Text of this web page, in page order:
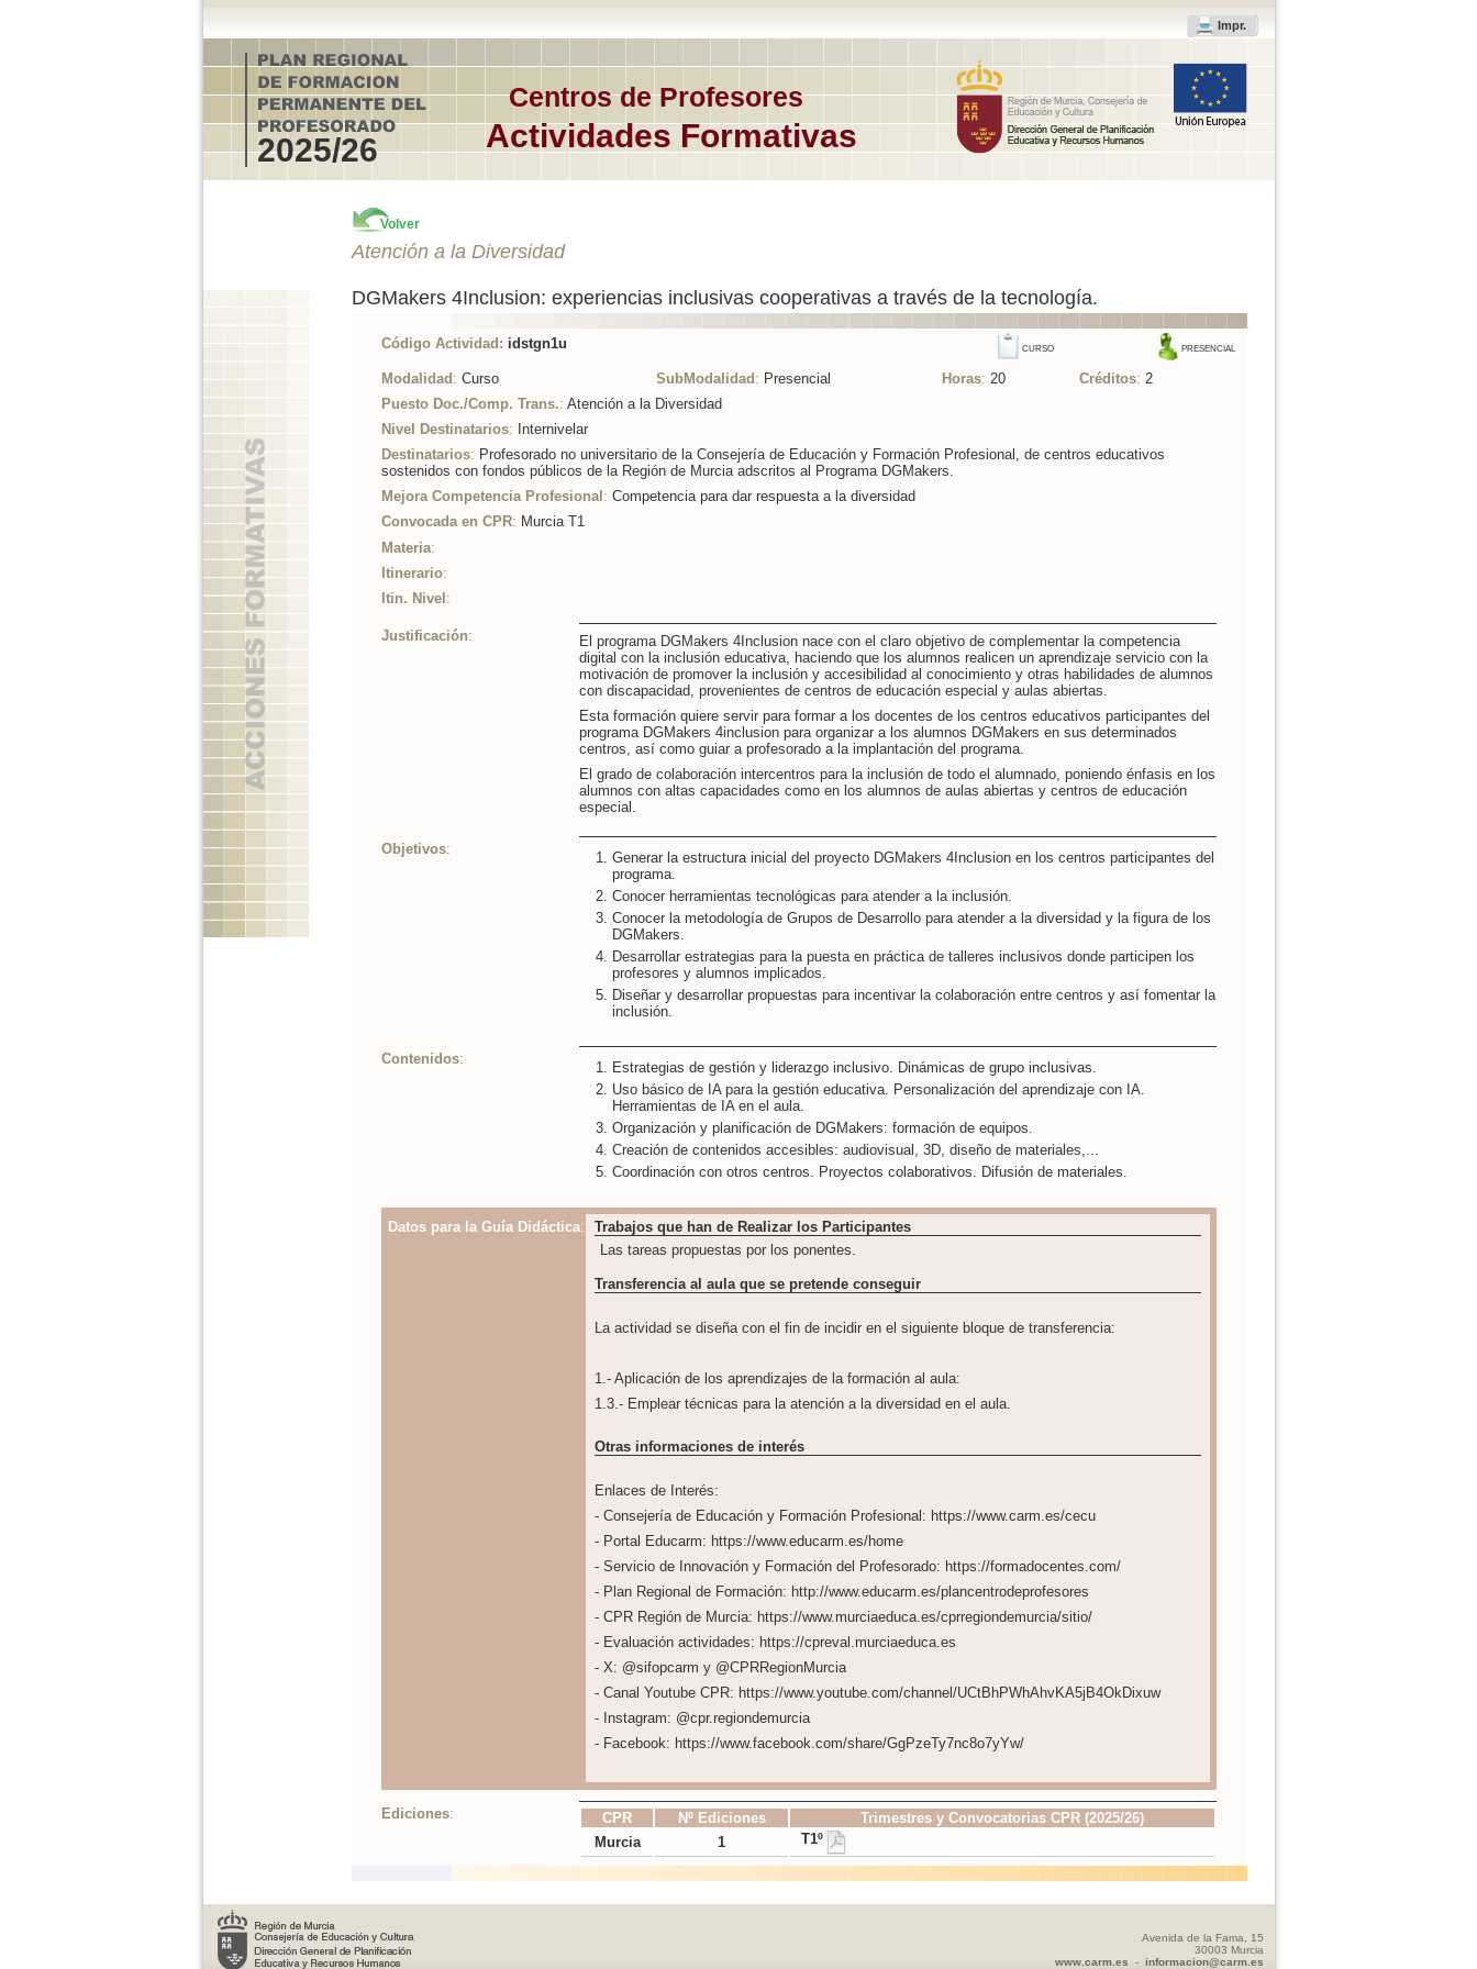
Impr.
Centros de Profesores
Actividades Formativas
2025/26
Volver
Atención a la Diversidad
DGMakers 4Inclusion: experiencias inclusivas cooperativas a través de la tecnología.
Código Actividad: idstgn1u PRESENCIAL
CURSO
Modalidad : Curso SubModalidad : Presencial Horas: 20 Créditos: 2
Puesto Doc./Comp. Trans.: Atención a la Diversidad
Nivel Destinatarios: Internivelar
Destinatarios: Profesorado no universitario de la Consejería de Educación y Formación Profesional, de centros educativos
sostenidos con fondos públicos de la Región de Murcia adscritos al Programa DGMakers.
Mejora Competencia Profesional : Competencia para dar respuesta a la diversidad
Convocada en CPR: Murcia T1
Materia:
Itinerario:
Itin. Nivel :
Justificación:
El programa DGMakers 4Inclusion nace con el claro objetivo de complementar la competencia
digital con la inclusión educativa, haciendo que los alumnos realicen un aprendizaje servicio con la
motivación de promover la inclusión y accesibilidad al conocimiento y otras habilidades de alumnos
con discapacidad, provenientes de centros de educación especial y aulas abiertas.
Esta formación quiere servir para formar a los docentes de los centros educativos participantes del
programa DGMakers 4inclusion para organizar a los alumnos DGMakers en sus determinados
centros, así como guiar a profesorado a la implantación del programa.
El grado de colaboración intercentros para la inclusión de todo el alumnado, poniendo énfasis en los
alumnos con altas capacidades como en los alumnos de aulas abiertas y centros de educación
especial.
Objetivos:
Generar la estructura inicial del proyecto DGMakers 4Inclusion en los centros participantes del
programa.
Conocer herramientas tecnológicas para atender a la inclusión.
Conocer la metodología de Grupos de Desarrollo para atender a la diversidad y la figura de los
DGMakers.
Desarrollar estrategias para la puesta en práctica de talleres inclusivos donde participen los
profesores y alumnos implicados.
Diseñar y desarrollar propuestas para incentivar la colaboración entre centros y así fomentar la
inclusión.
Contenidos:
Estrategias de gestión y liderazgo inclusivo. Dinámicas de grupo inclusivas.
Uso básico de IA para la gestión educativa. Personalización del aprendizaje con IA.
Herramientas de IA en el aula.
Organización y planificación de DGMakers: formación de equipos.
Creación de contenidos accesibles: audiovisual, 3D, diseño de materiales,...
Coordinación con otros centros. Proyectos colaborativos. Difusión de materiales.
Datos para la Guía Didáctica:
Trabajos que han de Realizar los Participantes
Las tareas propuestas por los ponentes.
Transferencia al aula que se pretende conseguir
La actividad se diseña con el fin de incidir en el siguiente bloque de transferencia:
1.- Aplicación de los aprendizajes de la formación al aula:
1.3.- Emplear técnicas para la atención a la diversidad en el aula.
Otras informaciones de interés
Enlaces de Interés:
- Consejería de Educación y Formación Profesional: https://www.carm.es/cecu
- Portal Educarm: https://www.educarm.es/home
- Servicio de Innovación y Formación del Profesorado: https://formadocentes.com/
- Plan Regional de Formación: http://www.educarm.es/plancentrodeprofesores
- CPR Región de Murcia: https://www.murciaeduca.es/cprregiondemurcia/sitio/
- Evaluación actividades: https://cpreval.murciaeduca.es
- X: @sifopcarm y @CPRRegionMurcia
- Canal Youtube CPR: https://www.youtube.com/channel/UCtBhPWhAhvKA5jB4OkDixuw
- Instagram: @cpr.regiondemurcia
- Facebook: https://www.facebook.com/share/GgPzeTy7nc8o7yYw/
Ediciones: CPR Nº Ediciones
Trimestres y Convocatorias CPR (2025/26)
Murcia
1 T1º
Avenida de la Fama, 15
30003 Murcia
www.carm.es
- informacion@carm.es